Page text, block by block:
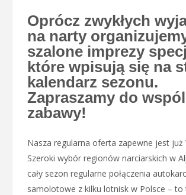
Oprócz zwykłych
na narty
szalone imprezy
które wpisują się na
kalendarz sezonu.
Zapraszamy do
zabawy!
Nasza regularna oferta zapewne jest już
Szeroki wybór regionów narciarskich w
cały sezon regularne połączenia
samolotowe z kilku lotnisk w Polsce – to